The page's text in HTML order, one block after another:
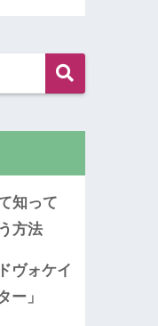
知って
方法
ヴォケイ
ー」